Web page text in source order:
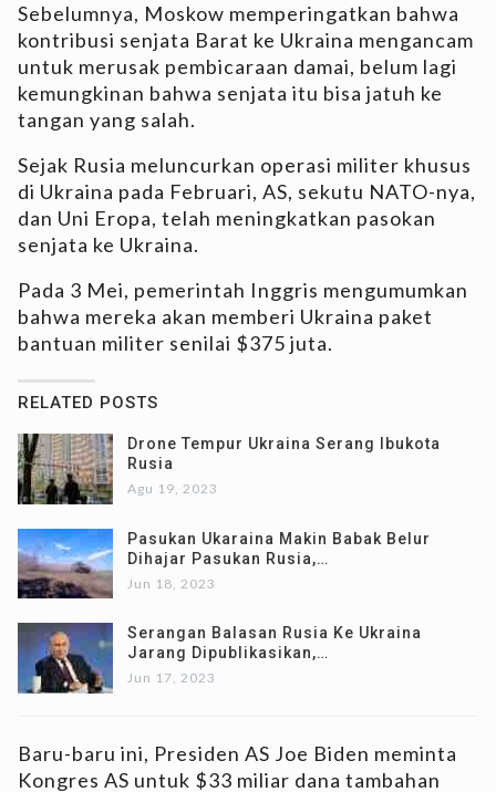
Sebelumnya, Moskow memperingatkan bahwa
kontribusi senjata Barat ke Ukraina mengancam
untuk merusak pembicaraan damai, belum lagi
kemungkinan bahwa senjata itu bisa jatuh ke
tangan yang salah.
Sejak Rusia meluncurkan operasi militer khusus
di Ukraina pada Februari, AS, sekutu NATO-nya,
dan Uni Eropa, telah meningkatkan pasokan
senjata ke Ukraina.
Pada 3 Mei, pemerintah Inggris mengumumkan
bahwa mereka akan memberi Ukraina paket
bantuan militer senilai $375 juta.
RELATED POSTS
Drone Tempur Ukraina Serang Ibukota
Rusia
Agu 19, 2023
Pasukan Ukaraina Makin Babak Belur
Dihajar Pasukan Rusia,…
Jun 18, 2023
Serangan Balasan Rusia Ke Ukraina
Jarang Dipublikasikan,…
Jun 17, 2023
Baru-baru ini, Presiden AS Joe Biden meminta
Kongres AS untuk $33 miliar dana tambahan